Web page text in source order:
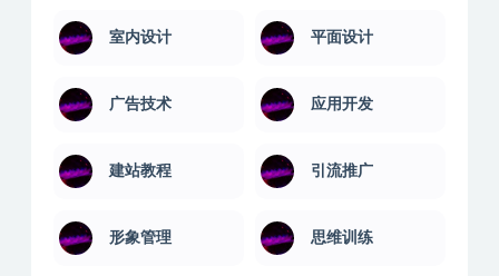
室内设计 平面设计
广告技术 应用开发
建站教程 引流推广
形象管理 思维训练